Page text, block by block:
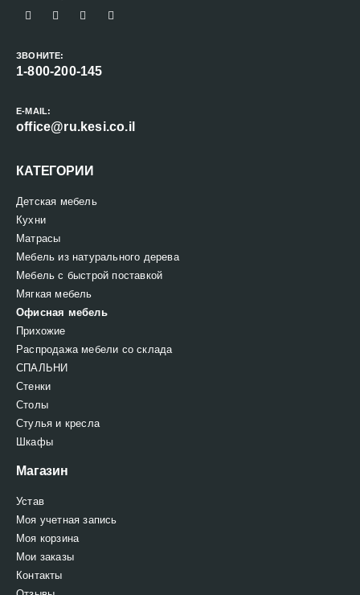
ЗВОНИТЕ:
1-800-200-145
E-MAIL:
office@ru.kesi.co.il
КАТЕГОРИИ
Детская мебель
Кухни
Матрасы
Мебель из натурального дерева
Мебель с быстрой поставкой
Мягкая мебель
Офисная мебель
Прихожие
Распродажа мебели со склада
СПАЛЬНИ
Стенки
Столы
Стулья и кресла
Шкафы
Магазин
Устав
Моя учетная запись
Моя корзина
Мои заказы
Контакты